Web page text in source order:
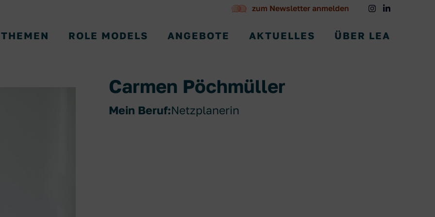
zum Newsletter anmelden
THEMEN ROLE MODELS ANGEBOTE AKTUELLES ÜBER LEA
Carmen Pöchmüller
Mein Beruf:Netzplanerin